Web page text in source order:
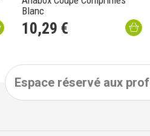
Blanc
10,29 €
Espace réservé aux